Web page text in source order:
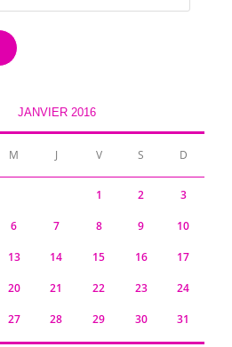
JANVIER 2016
M J V S D
1 2 3
6 7 8 9 10
13 14 15 16 17
20 21 22 23 24
27 28 29 30 31